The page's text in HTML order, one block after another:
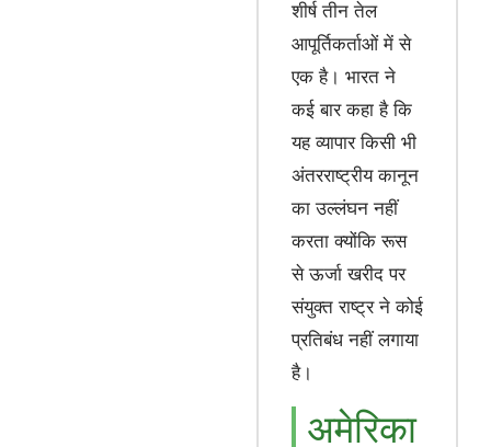
शीर्ष तीन तेल
आपूर्तिकर्ताओं में से
एक है। भारत ने
कई बार कहा है कि
यह व्यापार किसी भी
अंतरराष्ट्रीय कानून
का उल्लंघन नहीं
करता क्योंकि रूस
से ऊर्जा खरीद पर
संयुक्त राष्ट्र ने कोई
प्रतिबंध नहीं लगाया
है।
अमेरिका